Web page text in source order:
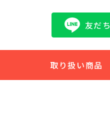
友だ
取り扱い商品